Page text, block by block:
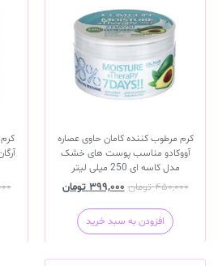
کرم مرطوب کننده کامان حاوی عصاره
آووکادو مناسب پوست های خشک
مدل کاسه ای 250 میلی لیتر
۴۵۰,۰۰۰ تومان ۳۹۹,۰۰۰ تومان
افزودن به سبد خرید